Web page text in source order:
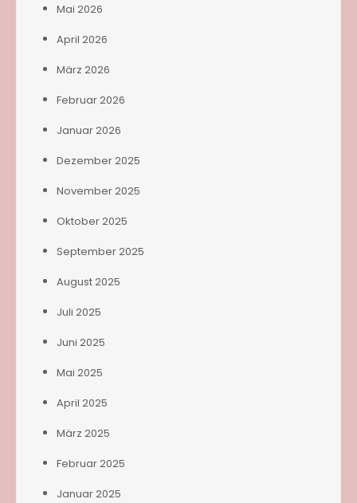
Mai 2026
April 2026
März 2026
Februar 2026
Januar 2026
Dezember 2025
November 2025
Oktober 2025
September 2025
August 2025
Juli 2025
Juni 2025
Mai 2025
April 2025
März 2025
Februar 2025
Januar 2025